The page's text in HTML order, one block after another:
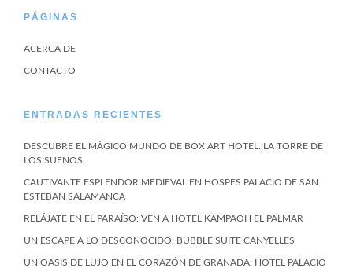
PÁGINAS
ACERCA DE
CONTACTO
ENTRADAS RECIENTES
DESCUBRE EL MÁGICO MUNDO DE BOX ART HOTEL: LA TORRE DE
LOS SUEÑOS.
CAUTIVANTE ESPLENDOR MEDIEVAL EN HOSPES PALACIO DE SAN
ESTEBAN SALAMANCA
RELÁJATE EN EL PARAÍSO: VEN A HOTEL KAMPAOH EL PALMAR
UN ESCAPE A LO DESCONOCIDO: BUBBLE SUITE CANYELLES
UN OASIS DE LUJO EN EL CORAZÓN DE GRANADA: HOTEL PALACIO